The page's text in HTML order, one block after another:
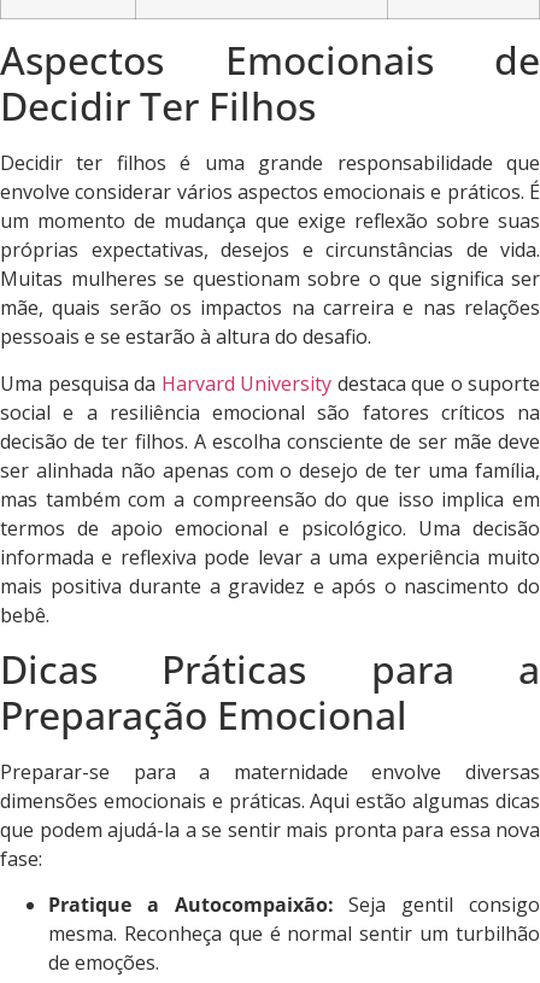
Aspectos Emocionais de
Decidir Ter Filhos
Decidir ter filhos é uma grande responsabilidade que
envolve considerar vários aspectos emocionais e práticos. É
um momento de mudança que exige reflexão sobre suas
próprias expectativas, desejos e circunstâncias de vida.
Muitas mulheres se questionam sobre o que significa ser
mãe, quais serão os impactos na carreira e nas relações
pessoais e se estarão à altura do desafio.
Uma pesquisa da Harvard University destaca que o suporte
social e a resiliência emocional são fatores críticos na
decisão de ter filhos. A escolha consciente de ser mãe deve
ser alinhada não apenas com o desejo de ter uma família,
mas também com a compreensão do que isso implica em
termos de apoio emocional e psicológico. Uma decisão
informada e reflexiva pode levar a uma experiência muito
mais positiva durante a gravidez e após o nascimento do
bebê.
Dicas Práticas para a
Preparação Emocional
Preparar-se para a maternidade envolve diversas
dimensões emocionais e práticas. Aqui estão algumas dicas
que podem ajudá-la a se sentir mais pronta para essa nova
fase:
Pratique a Autocompaixão: Seja gentil consigo
mesma. Reconheça que é normal sentir um turbilhão
de emoções.